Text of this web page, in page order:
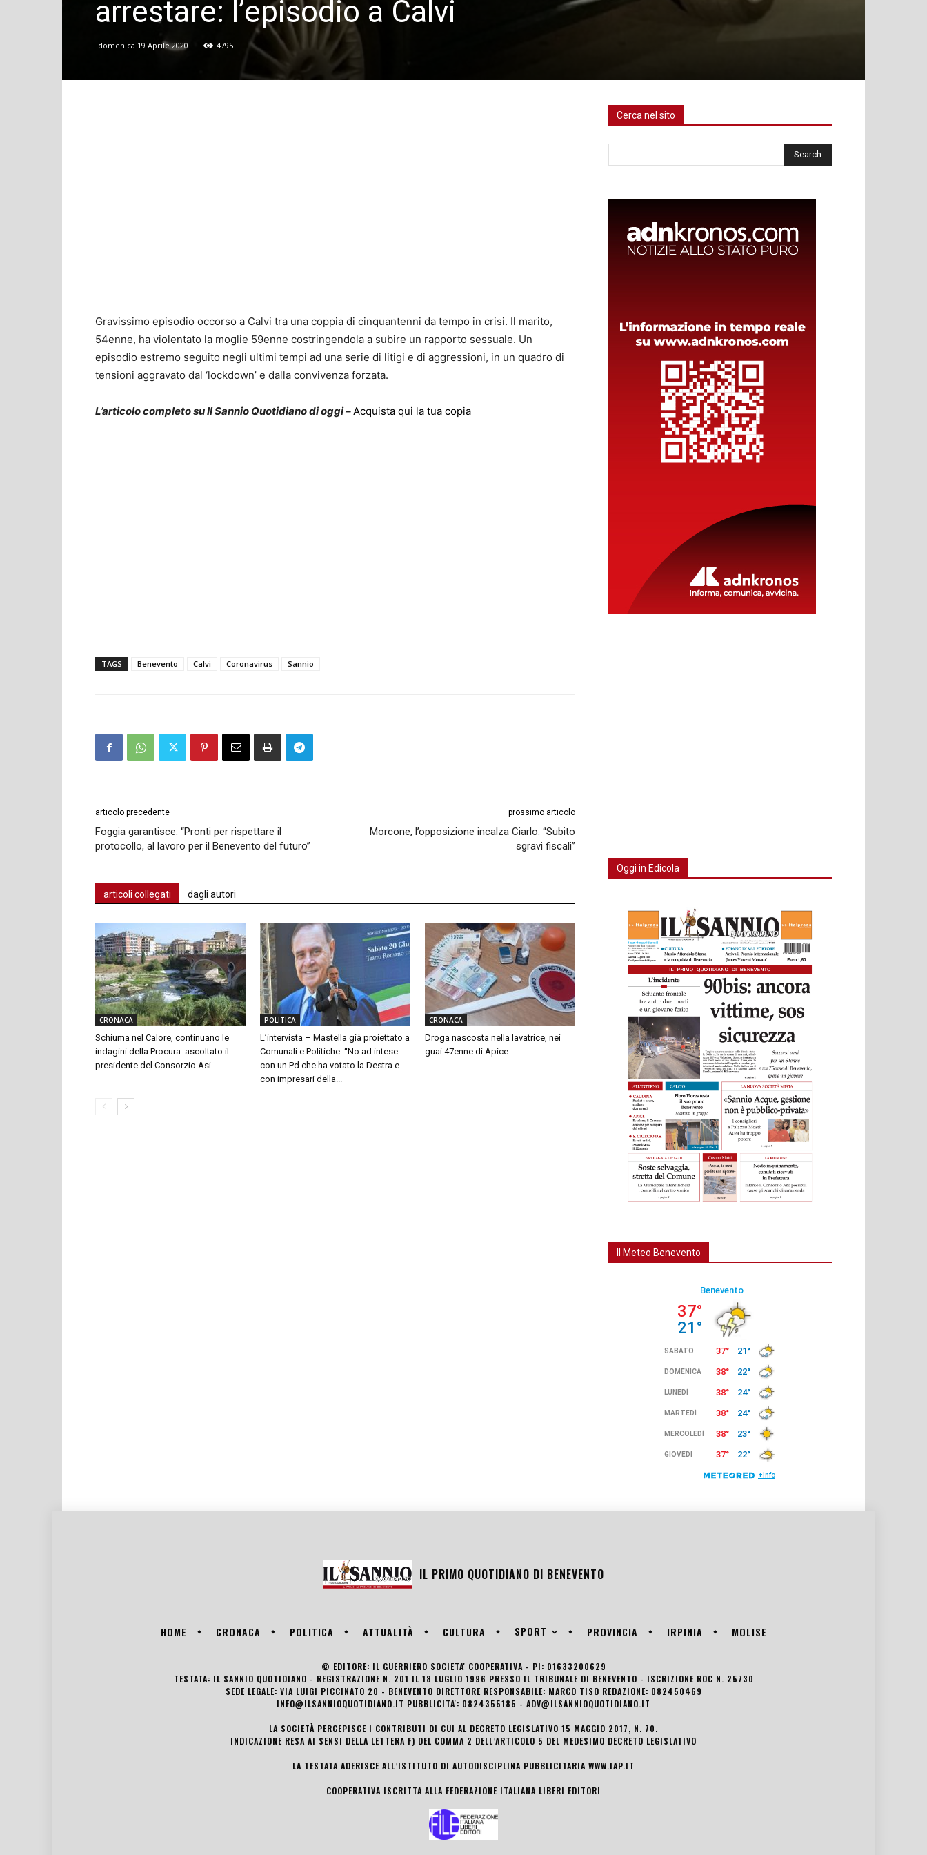
arrestare: l’episodio a Calvi
domenica 19 Aprile 2020 4795
Gravissimo episodio occorso a Calvi tra una coppia di cinquantenni da tempo in crisi. Il marito,
54enne, ha violentato la moglie 59enne costringendola a subire un rapporto sessuale. Un
episodio estremo seguito negli ultimi tempi ad una serie di litigi e di aggressioni, in un quadro di
tensioni aggravato dal ‘lockdown’ e dalla convivenza forzata.
L’articolo completo su Il Sannio Quotidiano di oggi –Acquista qui la tua copia
TAGS Benevento Calvi Coronavirus Sannio
articolo precedente
Foggia garantisce: “Pronti per rispettare il
protocollo, al lavoro per il Benevento del futuro”
prossimo articolo
Morcone, l’opposizione incalza Ciarlo: “Subito
sgravi fiscali”
articoli collegati dagli autori
CRONACA
Schiuma nel Calore, continuano le
indagini della Procura: ascoltato il
presidente del Consorzio Asi
POLITICA
L’intervista – Mastella già proiettato a
Comunali e Politiche: “No ad intese
con un Pd che ha votato la Destra e
con impresari della...
CRONACA
Droga nascosta nella lavatrice, nei
guai 47enne di Apice
Cerca nel sito
Oggi in Edicola
Il Meteo Benevento
IL PRIMO QUOTIDIANO DI BENEVENTO
HOME CRONACA POLITICA ATTUALITÀ CULTURA SPORT PROVINCIA IRPINIA MOLISE
© EDITORE: IL GUERRIERO SOCIETA' COOPERATIVA - PI: 01633200629
TESTATA: IL SANNIO QUOTIDIANO - REGISTRAZIONE N. 201 IL 18 LUGLIO 1996 PRESSO IL TRIBUNALE DI BENEVENTO - ISCRIZIONE ROC N. 25730
SEDE LEGALE: VIA LUIGI PICCINATO 20 - BENEVENTO DIRETTORE RESPONSABILE: MARCO TISO REDAZIONE: 082450469
INFO@ILSANNIOQUOTIDIANO.IT PUBBLICITA': 0824355185 - ADV@ILSANNIOQUOTIDIANO.IT
LA SOCIETÀ PERCEPISCE I CONTRIBUTI DI CUI AL DECRETO LEGISLATIVO 15 MAGGIO 2017, N. 70.
INDICAZIONE RESA AI SENSI DELLA LETTERA F) DEL COMMA 2 DELL’ARTICOLO 5 DEL MEDESIMO DECRETO LEGISLATIVO
LA TESTATA ADERISCE ALL’ISTITUTO DI AUTODISCIPLINA PUBBLICITARIA WWW.IAP.IT
COOPERATIVA ISCRITTA ALLA FEDERAZIONE ITALIANA LIBERI EDITORI